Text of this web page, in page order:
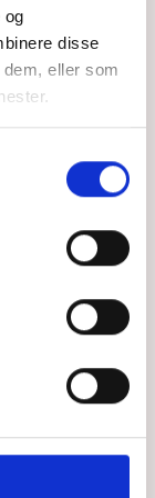
og
disse
eller som